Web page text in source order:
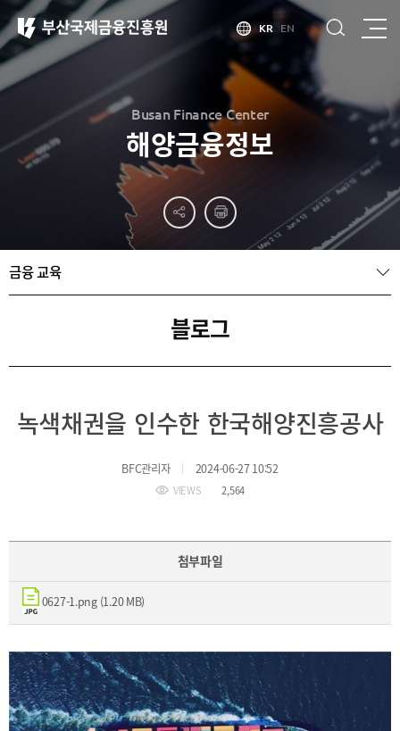
부산
소개
산업현황
홍보
브로슈어
부산금융중심지
정책 소개
금융생태계
입주환경
소개
KR EN
Busan Finance Center
해양금융정보
금융 교육
블로그
녹색채권을 인수한 한국해양진흥공사
BFC관리자 2024-06-27 10:52
VIEWS 2,564
첨부파일
0627-1.png (1.20 MB)